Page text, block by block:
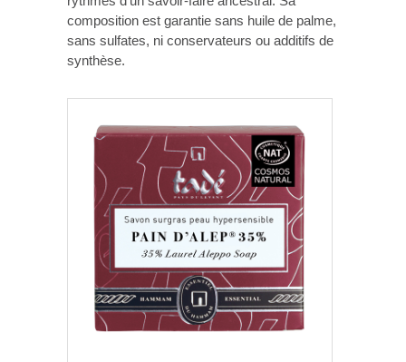
composition est garantie sans huile de palme,
sans sulfates, ni conservateurs ou additifs de
synthèse.